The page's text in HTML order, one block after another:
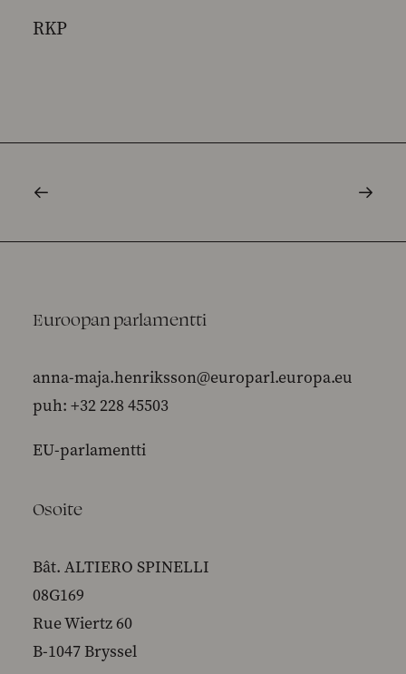
RKP
Euroopan parlamentti
anna-maja.henriksson@europarl.europa.eu
puh: +32 228 45503
EU-parlamentti
Osoite
Bât. ALTIERO SPINELLI
08G169
Rue Wiertz 60
B-1047 Bryssel